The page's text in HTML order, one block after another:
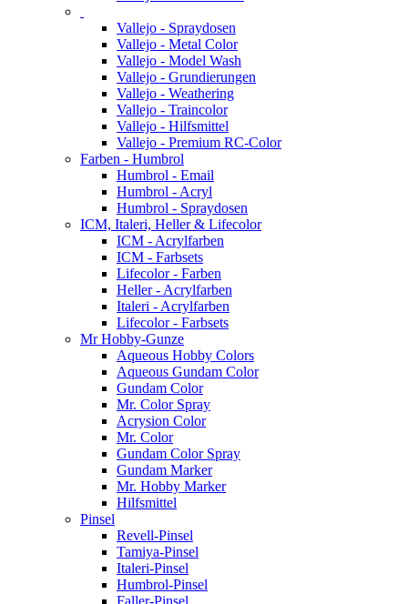
Vallejo - Spraydosen
Vallejo - Metal Color
Vallejo - Model Wash
Vallejo - Grundierungen
Vallejo - Weathering
Vallejo - Traincolor
Vallejo - Hilfsmittel
Vallejo - Premium RC-Color
Farben - Humbrol
Humbrol - Email
Humbrol - Acryl
Humbrol - Spraydosen
ICM, Italeri, Heller & Lifecolor
ICM - Acrylfarben
ICM - Farbsets
Lifecolor - Farben
Heller - Acrylfarben
Italeri - Acrylfarben
Lifecolor - Farbsets
Mr Hobby-Gunze
Aqueous Hobby Colors
Aqueous Gundam Color
Gundam Color
Mr. Color Spray
Acrysion Color
Mr. Color
Gundam Color Spray
Gundam Marker
Mr. Hobby Marker
Hilfsmittel
Pinsel
Revell-Pinsel
Tamiya-Pinsel
Italeri-Pinsel
Humbrol-Pinsel
Faller-Pinsel